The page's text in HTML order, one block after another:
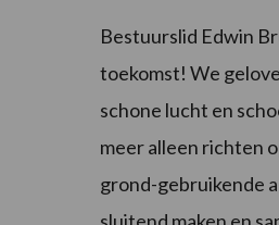
Bestuurslid Edwin
toekomst! We
schone lucht en
meer alleen richten
grond-gebruikende